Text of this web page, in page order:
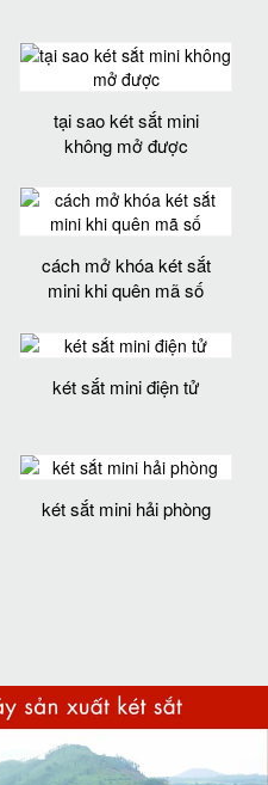
tại sao két sắt mini
không mở được
cách mở khóa két sắt
mini khi quên mã số
két sắt mini điện tử
két sắt mini hải phòng